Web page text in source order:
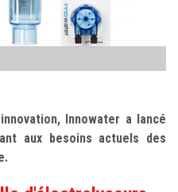
Innowater a lancé
aux besoins actuels des